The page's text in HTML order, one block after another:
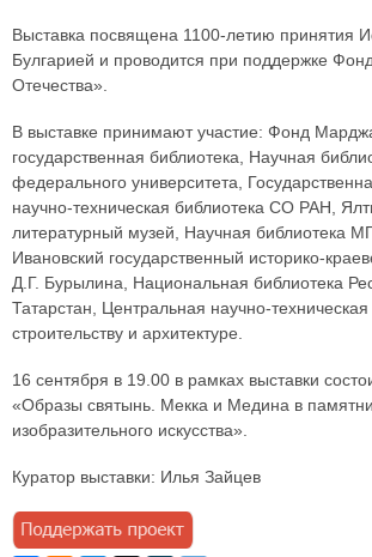
Выставка посвящена 1100-летию принятия
Булгарией и проводится при поддержке
Отечества».
В выставке принимают участие: Фонд
государственная библиотека, Научная
федерального университета,
научно-техническая библиотека СО РАН,
литературный музей, Научная
Ивановский государственный историко-
Д.Г. Бурылина, Национальная библиотека
Татарстан, Центральная научно-
строительству и архитектуре.
16 сентября в 19.00 в рамках выставки
«Образы святынь. Мекка и Медина в
изобразительного искусства».
Куратор выставки: Илья Зайцев